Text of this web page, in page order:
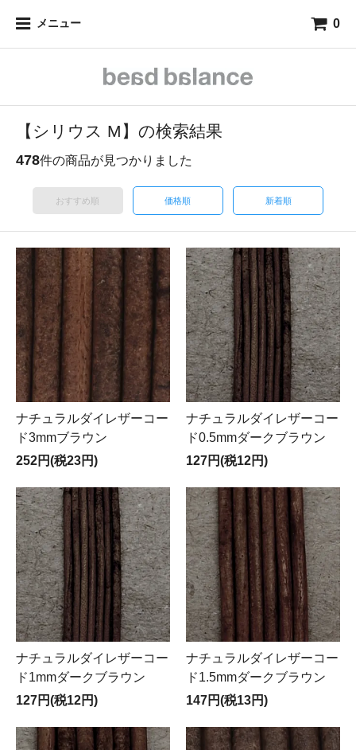
メニュー 0
【シリウス M】の検索結果
478件の商品が見つかりました
おすすめ順 価格順 新着順
ナチュラルダイレザーコー
ド3mmブラウン
252円(税23円)
ナチュラルダイレザーコー
ド0.5mmダークブラウン
127円(税12円)
ナチュラルダイレザーコー
ド1mmダークブラウン
127円(税12円)
ナチュラルダイレザーコー
ド1.5mmダークブラウン
147円(税13円)